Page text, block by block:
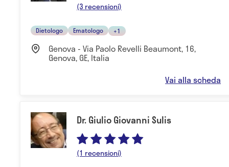
(3 recensioni)
Dietologo Ematologo +1
Genova - Via Paolo Revelli Beaumont, 16,
Genova, GE, Italia
Vai alla scheda
Dr. Giulio Giovanni Sulis
(1 recensioni)